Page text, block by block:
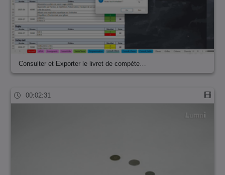
Consulter et Exporter le livret de compéte…
00:02:31